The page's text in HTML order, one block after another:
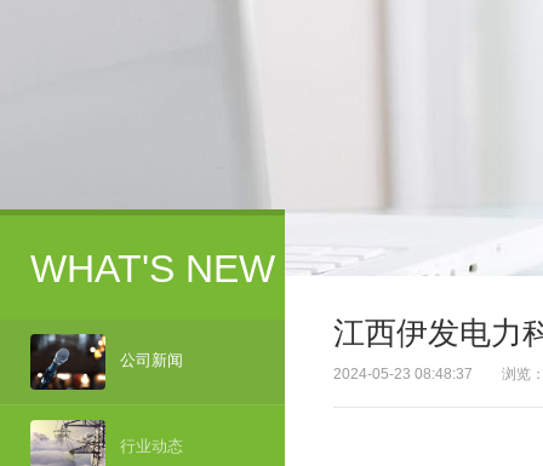
WHAT'S NEW
公司新闻
行业动态
江西伊发电力
2024-05-23 08:48:37 浏览